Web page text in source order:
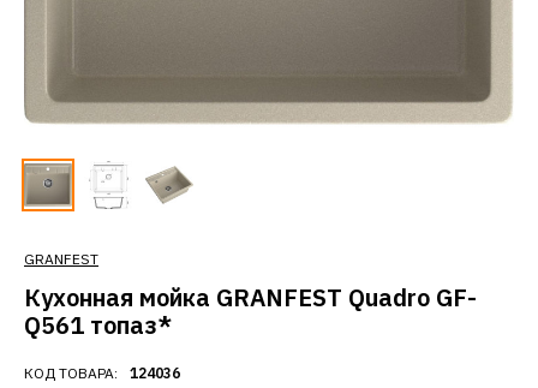
GRANFEST
Кухонная мойка GRANFEST Quadro GF-
Q561 топаз*
КОД ТОВАРА:
124036